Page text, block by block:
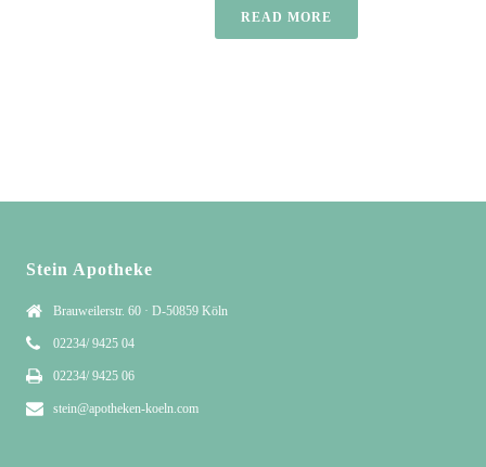
READ MORE
Stein Apotheke
Brauweilerstr. 60 · D-50859 Köln
02234/ 9425 04
02234/ 9425 06
stein@apotheken-koeln.com